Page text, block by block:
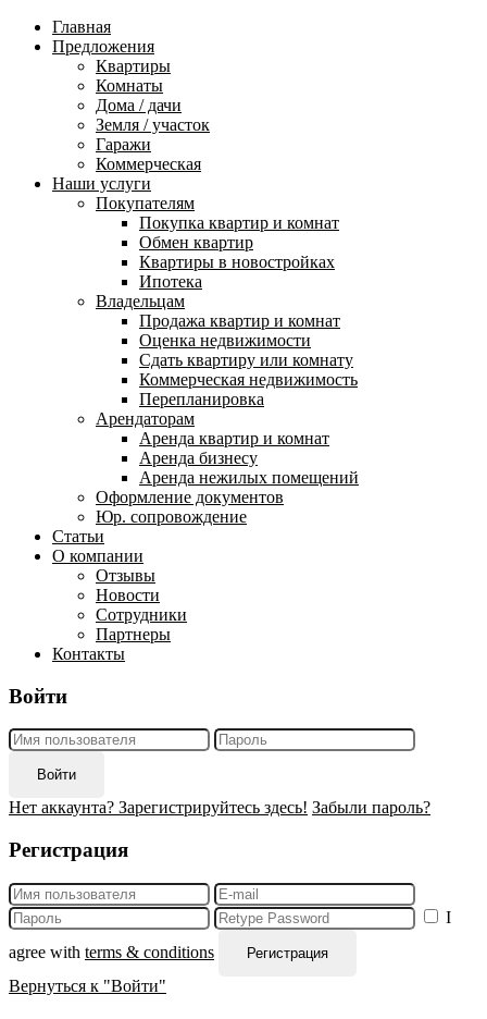
Главная
Предложения
Квартиры
Комнаты
Дома / дачи
Земля / участок
Гаражи
Коммерческая
Наши услуги
Покупателям
Покупка квартир и комнат
Обмен квартир
Квартиры в новостройках
Ипотека
Владельцам
Продажа квартир и комнат
Оценка недвижимости
Сдать квартиру или комнату
Коммерческая недвижимость
Перепланировка
Арендаторам
Аренда квартир и комнат
Аренда бизнесу
Аренда нежилых помещений
Оформление документов
Юр. сопровождение
Статьи
О компании
Отзывы
Новости
Сотрудники
Партнеры
Контакты
Войти
Войти
Нет аккаунта? Зарегистрируйтесь здесь! Забыли пароль?
Регистрация
I
agree with terms & conditions Регистрация
Вернуться к "Войти"